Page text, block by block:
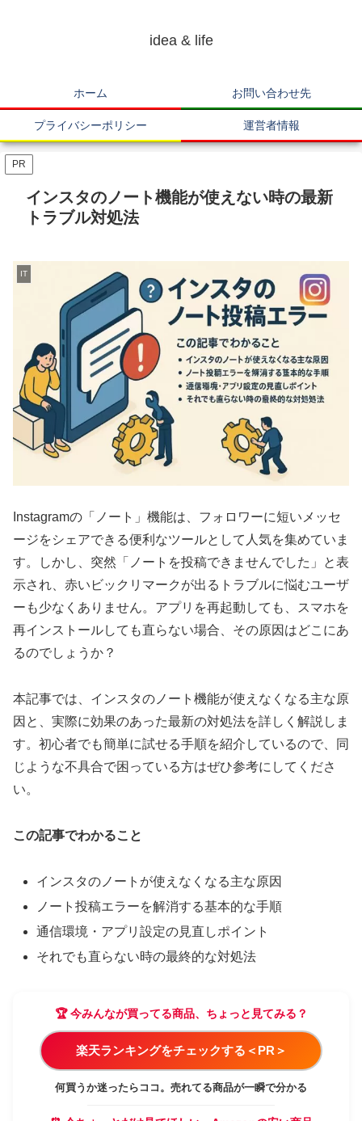
idea & life
ホーム お問い合わせ先
プライバシーポリシー 運営者情報
PR
インスタのノート機能が使えない時の最新
トラブル対処法
IT
Instagramの「ノート」機能は、フォロワーに短いメッセ
ージをシェアできる便利なツールとして人気を集めていま
す。しかし、突然「ノートを投稿できませんでした」と表
示され、赤いビックリマークが出るトラブルに悩むユーザ
ーも少なくありません。アプリを再起動しても、スマホを
再インストールしても直らない場合、その原因はどこにあ
るのでしょうか？
本記事では、インスタのノート機能が使えなくなる主な原
因と、実際に効果のあった最新の対処法を詳しく解説しま
す。初心者でも簡単に試せる手順を紹介しているので、同
じような不具合で困っている方はぜひ参考にしてくださ
い。
この記事でわかること
インスタのノートが使えなくなる主な原因
ノート投稿エラーを解消する基本的な手順
通信環境・アプリ設定の見直しポイント
それでも直らない時の最終的な対処法
🏆 今みんなが買ってる商品、ちょっと見てみる？
楽天ランキングをチェックする＜PR＞
何買うか迷ったらココ。売れてる商品が一瞬で分かる